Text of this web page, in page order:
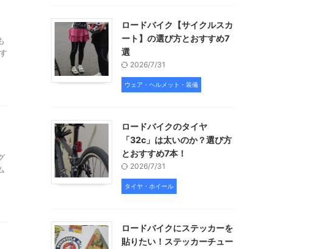
ロードバイク【サイクルスカ
ート】の選び方とおすすめ7
選
2026/7/31
ウェア・ヘルメット・装備
ロードバイクのタイヤ
「32c」は太いのか？選び方
とおすすめ7本！
2026/7/31
タイヤ・ホイール
ロードバイクにステッカーを
貼りたい！ステッカーチュー